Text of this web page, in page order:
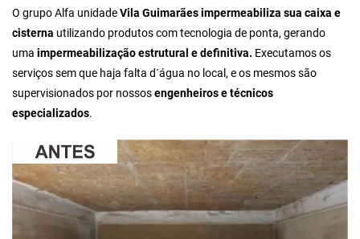
O grupo Alfa unidadeVila Guimarães impermeabiliza sua caixa e
cisterna utilizando produtos com tecnologia de ponta, gerando
uma impermeabilização estrutural e definitiva. Executamos os
serviços sem que haja falta d´água no local, e os mesmos são
supervisionados por nossosengenheiros e técnicos
especializados.